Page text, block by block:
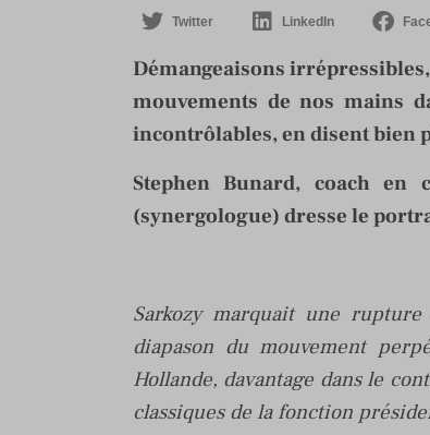
Twitter LinkedIn
Démangeaisons
mouvements de nos mains
incontrôlables, en disent bien
Stephen Bunard, coach en
(synergologue) dresse le
Sarkozy marquait une
diapason du mouvement
Hollande, davantage dans le
classiques de la fonction